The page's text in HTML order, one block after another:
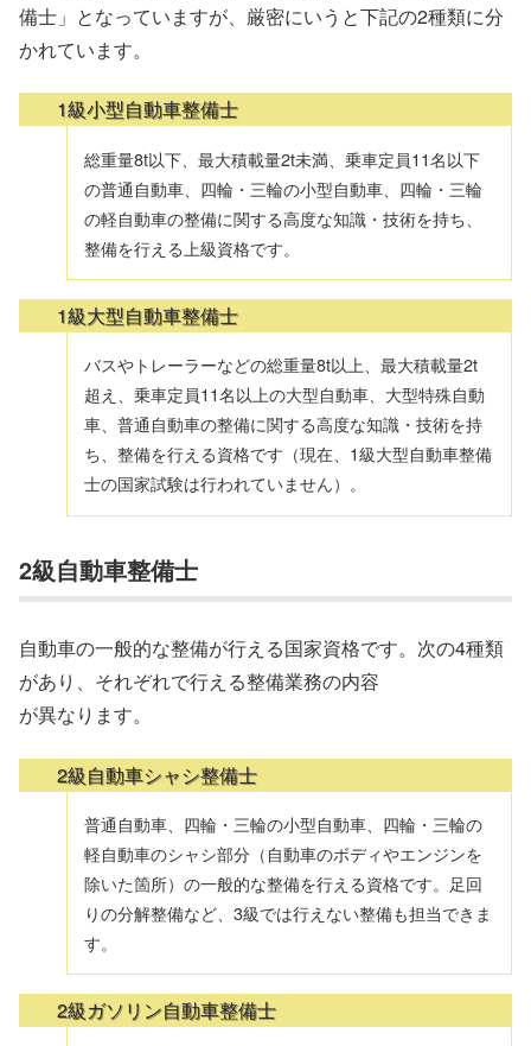
備士」となっていますが、厳密にいうと下記の2種類に分
かれています。
1級小型自動車整備士
総重量8t以下、最大積載量2t未満、乗車定員11名以下
の普通自動車、四輪・三輪の小型自動車、四輪・三輪
の軽自動車の整備に関する高度な知識・技術を持ち、
整備を行える上級資格です。
1級大型自動車整備士
バスやトレーラーなどの総重量8t以上、最大積載量2t
超え、乗車定員11名以上の大型自動車、大型特殊自動
車、普通自動車の整備に関する高度な知識・技術を持
ち、整備を行える資格です（現在、1級大型自動車整備
士の国家試験は行われていません）。
2級自動車整備士
自動車の一般的な整備が行える国家資格です。次の4種類
があり、それぞれで行える整備業務の内容
が異なります。
2級自動車シャシ整備士
普通自動車、四輪・三輪の小型自動車、四輪・三輪の
軽自動車のシャシ部分（自動車のボディやエンジンを
除いた箇所）の一般的な整備を行える資格です。足回
りの分解整備など、3級では行えない整備も担当できま
す。
2級ガソリン自動車整備士